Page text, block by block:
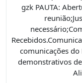
gzk PAUTA:
comunicações do
demonstrativos